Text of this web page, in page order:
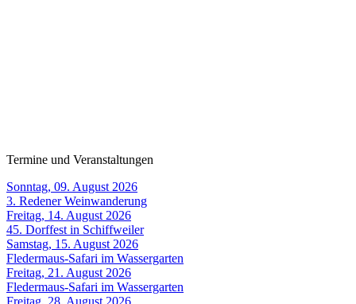
Termine und Veranstaltungen
Sonntag, 09. August 2026
3. Redener Weinwanderung
Freitag, 14. August 2026
45. Dorffest in Schiffweiler
Samstag, 15. August 2026
Fledermaus-Safari im Wassergarten
Freitag, 21. August 2026
Fledermaus-Safari im Wassergarten
Freitag, 28. August 2026